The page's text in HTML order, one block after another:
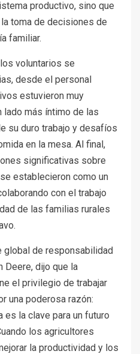
productivo, sino que
toma de decisiones de
familiar.
voluntarios se
desde el personal
estuvieron muy
más íntimo de las
su duro trabajo y desafíos
en la mesa. Al final,
significativas sobre
establecieron como un
con el trabajo
de las familias rurales
global de responsabilidad
Deere, dijo que la
el privilegio de trabajar
una poderosa razón:
es la clave para un futuro
los agricultores
la productividad y los